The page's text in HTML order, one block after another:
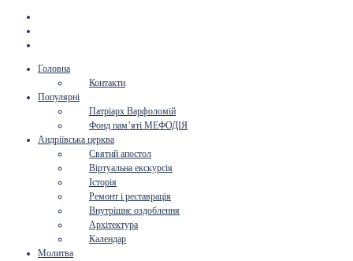
Головна
Контакти
Популярні
Патріарх Варфоломій
Фонд пам’яті МЕФОДІЯ
Андріївська церква
Святий апостол
Віртуальна екскурсія
Історія
Ремонт і реставрація
Внутрішнє оздоблення
Архітектура
Календар
Молитва